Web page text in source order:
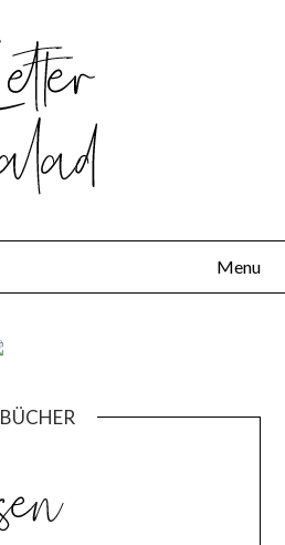
Menu
BÜCHER